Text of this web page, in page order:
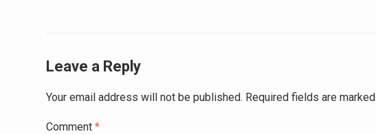
Leave a Reply
Your email address will not be published. Required fields are marked
Comment *